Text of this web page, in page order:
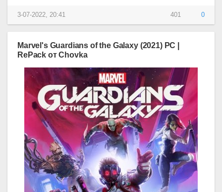
401 0
3-07-2022, 20:41
Marvel's Guardians of the Galaxy (2021) PC |
RePack от Chovka